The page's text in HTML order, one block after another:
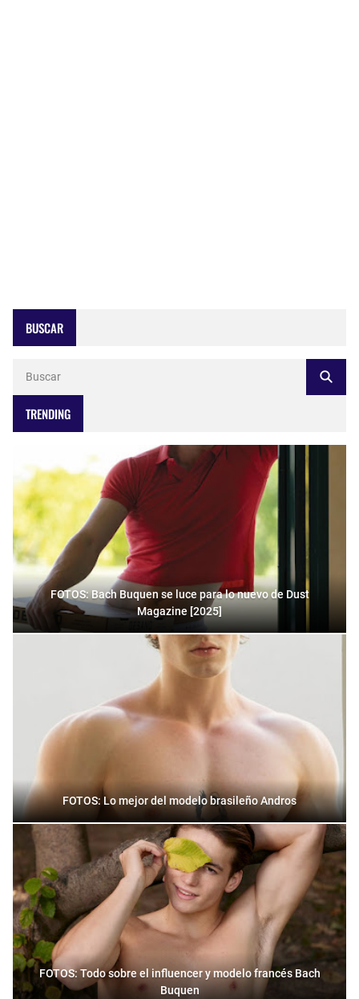
BUSCAR
TRENDING
FOTOS: Bach Buquen se luce para lo nuevo de Dust
Magazine [2025]
FOTOS: Lo mejor del modelo brasileño Andros
FOTOS: Todo sobre el influencer y modelo francés Bach
Buquen